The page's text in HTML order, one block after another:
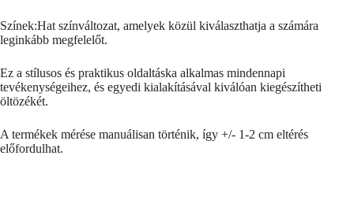
Színek:Hat színváltozat, amelyek közül kiválaszthatja a számára
leginkább megfelelőt.
Ez a stílusos és praktikus oldaltáska alkalmas mindennapi
tevékenységeihez, és egyedi kialakításával kiválóan kiegészítheti
öltözékét.
A termékek mérése manuálisan történik, így +/- 1-2 cm eltérés
előfordulhat.